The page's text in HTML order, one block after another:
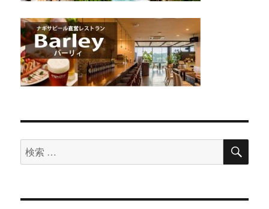
検
索
象:
検